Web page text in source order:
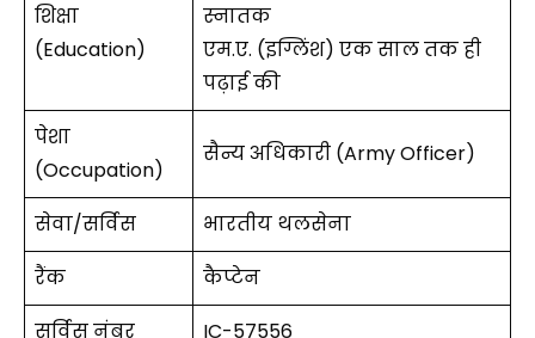
शिक्षा
(Education)
स्नातक
एम.ए. (इग्लिंश) एक साल तक ही
पढ़ाई की
पेशा
(Occupation)
सैन्य अधिकारी (Army Officer)
सेवा/सर्विस
भारतीय थलसेना
रैंक
कैप्टेन
सर्विस नंबर
IC-57556